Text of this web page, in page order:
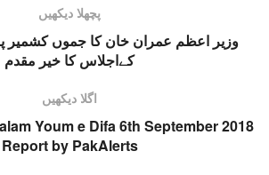
پچھلا دیکھیں
وزیر اعظم عمران خان کا جموں کشمیر
کےاجلاس کا خیر مقدم
اگلا دیکھیں
Youm e Difa 6th September 2018
Report by PakAlerts